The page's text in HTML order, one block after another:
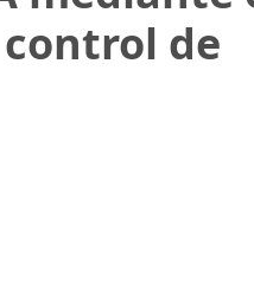
de